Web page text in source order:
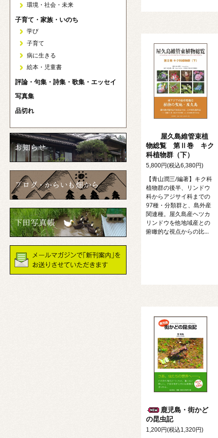
屋久島維管束植
物総覧 第Ⅱ巻 キク
科植物群（下）
5,800円(税込6,380円)
【青山潤三/編著】キク科
植物群の後半、リンドウ
科からアジサイ科までの
97種・分類群と、島外産
関連種。屋久島産ヘツカ
リンドウを他地域産との
俯瞰的な視点からの比...
鹿児島・街かど
の昆虫記
1,200円(税込1,320円)
環境・社会・未来
子育て・家族・いのち
学び
子育て
病に生きる
絵本・児童書
評論・句集・詩集・歌集・エッセイ
写真集
品切れ